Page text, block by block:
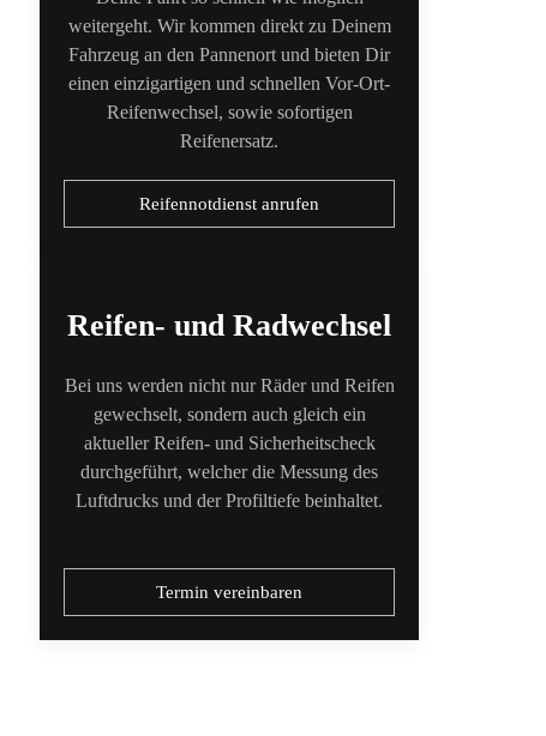
weitergeht. Wir kommen direkt zu Deinem
Fahrzeug an den Pannenort und bieten Dir
einen einzigartigen und schnellen Vor-Ort-
Reifenwechsel, sowie sofortigen
Reifenersatz.
Reifennotdienst anrufen
Reifen- und Radwechsel
Bei uns werden nicht nur Räder und Reifen
gewechselt, sondern auch gleich ein
aktueller Reifen- und Sicherheitscheck
durchgeführt, welcher die Messung des
Luftdrucks und der Profiltiefe beinhaltet.
Termin vereinbaren